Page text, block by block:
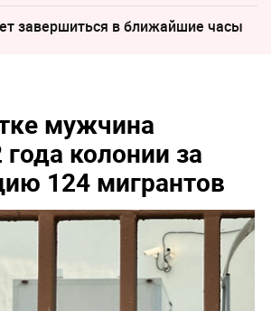
завершиться в ближайшие часы
мужчина
колонии за
124 мигрантов